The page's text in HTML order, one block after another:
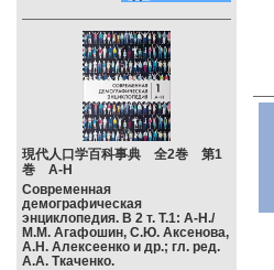
現代人口学百科事典 全2巻 第1
巻 А-Н
Современная
демографическая
энциклопедия. В 2 т. Т.1: А-Н./
М.М. Агафошин, С.Ю. Аксенова,
А.Н. Алексеенко и др.; гл. ред.
А.А. Ткаченко.